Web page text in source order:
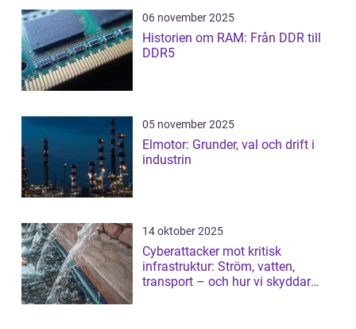
06 november 2025
Historien om RAM: Från DDR till
DDR5
05 november 2025
Elmotor: Grunder, val och drift i
industrin
14 oktober 2025
Cyberattacker mot kritisk
infrastruktur: Ström, vatten,
transport – och hur vi skyddar